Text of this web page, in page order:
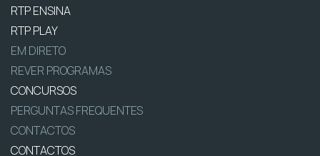
RTP ENSINA
RTP PLAY
EM DIRETO
REVER PROGRAMAS
CONCURSOS
PERGUNTAS FREQUENTES
CONTACTOS
CONTACTOS